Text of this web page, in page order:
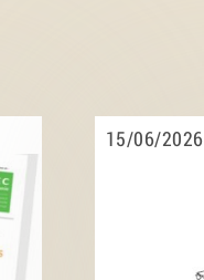
15/06/2026